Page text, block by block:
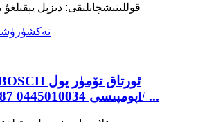
4. قوللىنىشچانلىقى: دىزېل
تەكشۈرۈش
پومپىسى 0445010034 35022087F ...